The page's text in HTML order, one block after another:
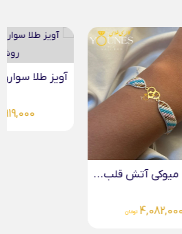
آویز طلا سواروسکی قلبی...
3,919,000